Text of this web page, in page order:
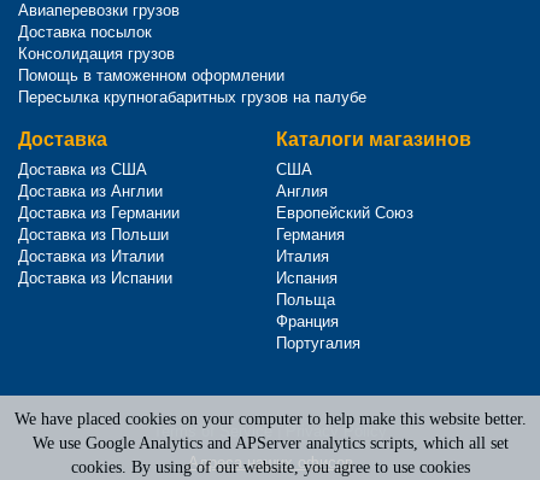
Авиаперевозки грузов
Доставка посылок
Консолидация грузов
Помощь в таможенном оформлении
Пересылка крупногабаритных грузов на палубе
Доставка
Доставка из США
Доставка из Англии
Доставка из Германии
Доставка из Польши
Доставка из Италии
Доставка из Испании
Каталоги магазинов
США
Англия
Европейский Союз
Германия
Италия
Испания
Польща
Франция
Португалия
Terms of Service
Privacy Policy
Адреса наших офисов
We have placed cookies on your computer to help make this website better.
We use Google Analytics and APServer analytics scripts, which all set
cookies. By using of our website, you agree to use cookies